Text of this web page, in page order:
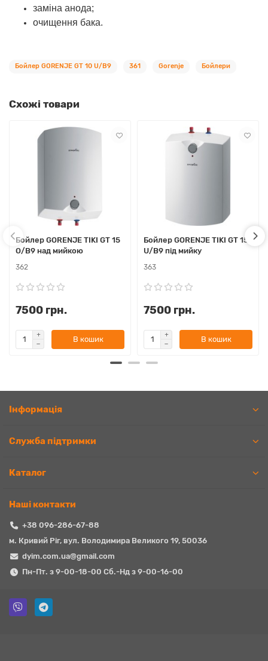
заміна анода;
очищення бака.
Бойлер GORENJE GT 10 U/B9 361 Gorenje Бойлери
Схожі товари
Бойлер GORENJE TIKI GT 15
O/B9 над мийкою
362
7500 грн.
В кошик
Бойлер GORENJE TIKI GT 15
U/B9 під мийку
363
7500 грн.
В кошик
Iнформація
Служба підтримки
Каталог
Наші контакти
+38 096-286-67-88
м. Кривий Ріг, вул. Володимира Великого 19, 50036
dyim.com.ua@gmail.com
Пн-Пт. з 9-00-18-00 Сб.-Нд з 9-00-16-00